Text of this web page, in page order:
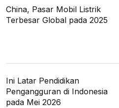
China, Pasar Mobil Listrik
Terbesar Global pada 2025
Ini Latar Pendidikan
Pengangguran di Indonesia
pada Mei 2026